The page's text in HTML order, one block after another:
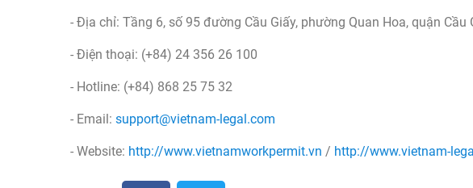
- Địa chỉ: Tầng 6, số 95 đường Cầu Giấy, phường Quan Hoa, quận Cầu
- Điện thoại: (+84) 24 356 26 100
- Hotline: (+84) 868 25 75 32
- Email: support@vietnam-legal.com
- Website: http://www.vietnamworkpermit.vn / http://www.vietnam-